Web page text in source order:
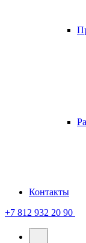
Контакты
+7 812 932 20 90